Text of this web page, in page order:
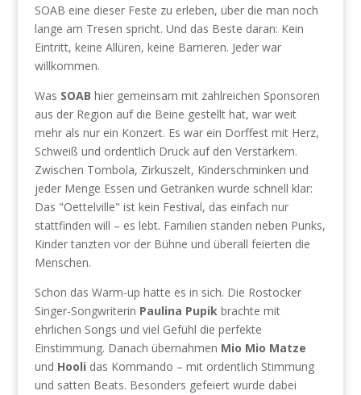
SOAB eine dieser Feste zu erleben, über die man noch
lange am Tresen spricht. Und das Beste daran: Kein
Eintritt, keine Allüren, keine Barrieren. Jeder war
willkommen.
Was SOAB hier gemeinsam mit zahlreichen Sponsoren
aus der Region auf die Beine gestellt hat, war weit
mehr als nur ein Konzert. Es war ein Dorffest mit Herz,
Schweiß und ordentlich Druck auf den Verstärkern.
Zwischen Tombola, Zirkuszelt, Kinderschminken und
jeder Menge Essen und Getränken wurde schnell klar:
Das "Oettelville" ist kein Festival, das einfach nur
stattfinden will – es lebt. Familien standen neben Punks,
Kinder tanzten vor der Bühne und überall feierten die
Menschen.
Schon das Warm-up hatte es in sich. Die Rostocker
Singer-Songwriterin Paulina Pupik brachte mit
ehrlichen Songs und viel Gefühl die perfekte
Einstimmung. Danach übernahmen Mio Mio Matze
und Hooli das Kommando – mit ordentlich Stimmung
und satten Beats. Besonders gefeiert wurde dabei